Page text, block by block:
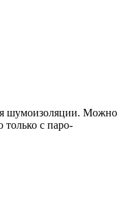
шумоизоляции. Можно
только с паро-